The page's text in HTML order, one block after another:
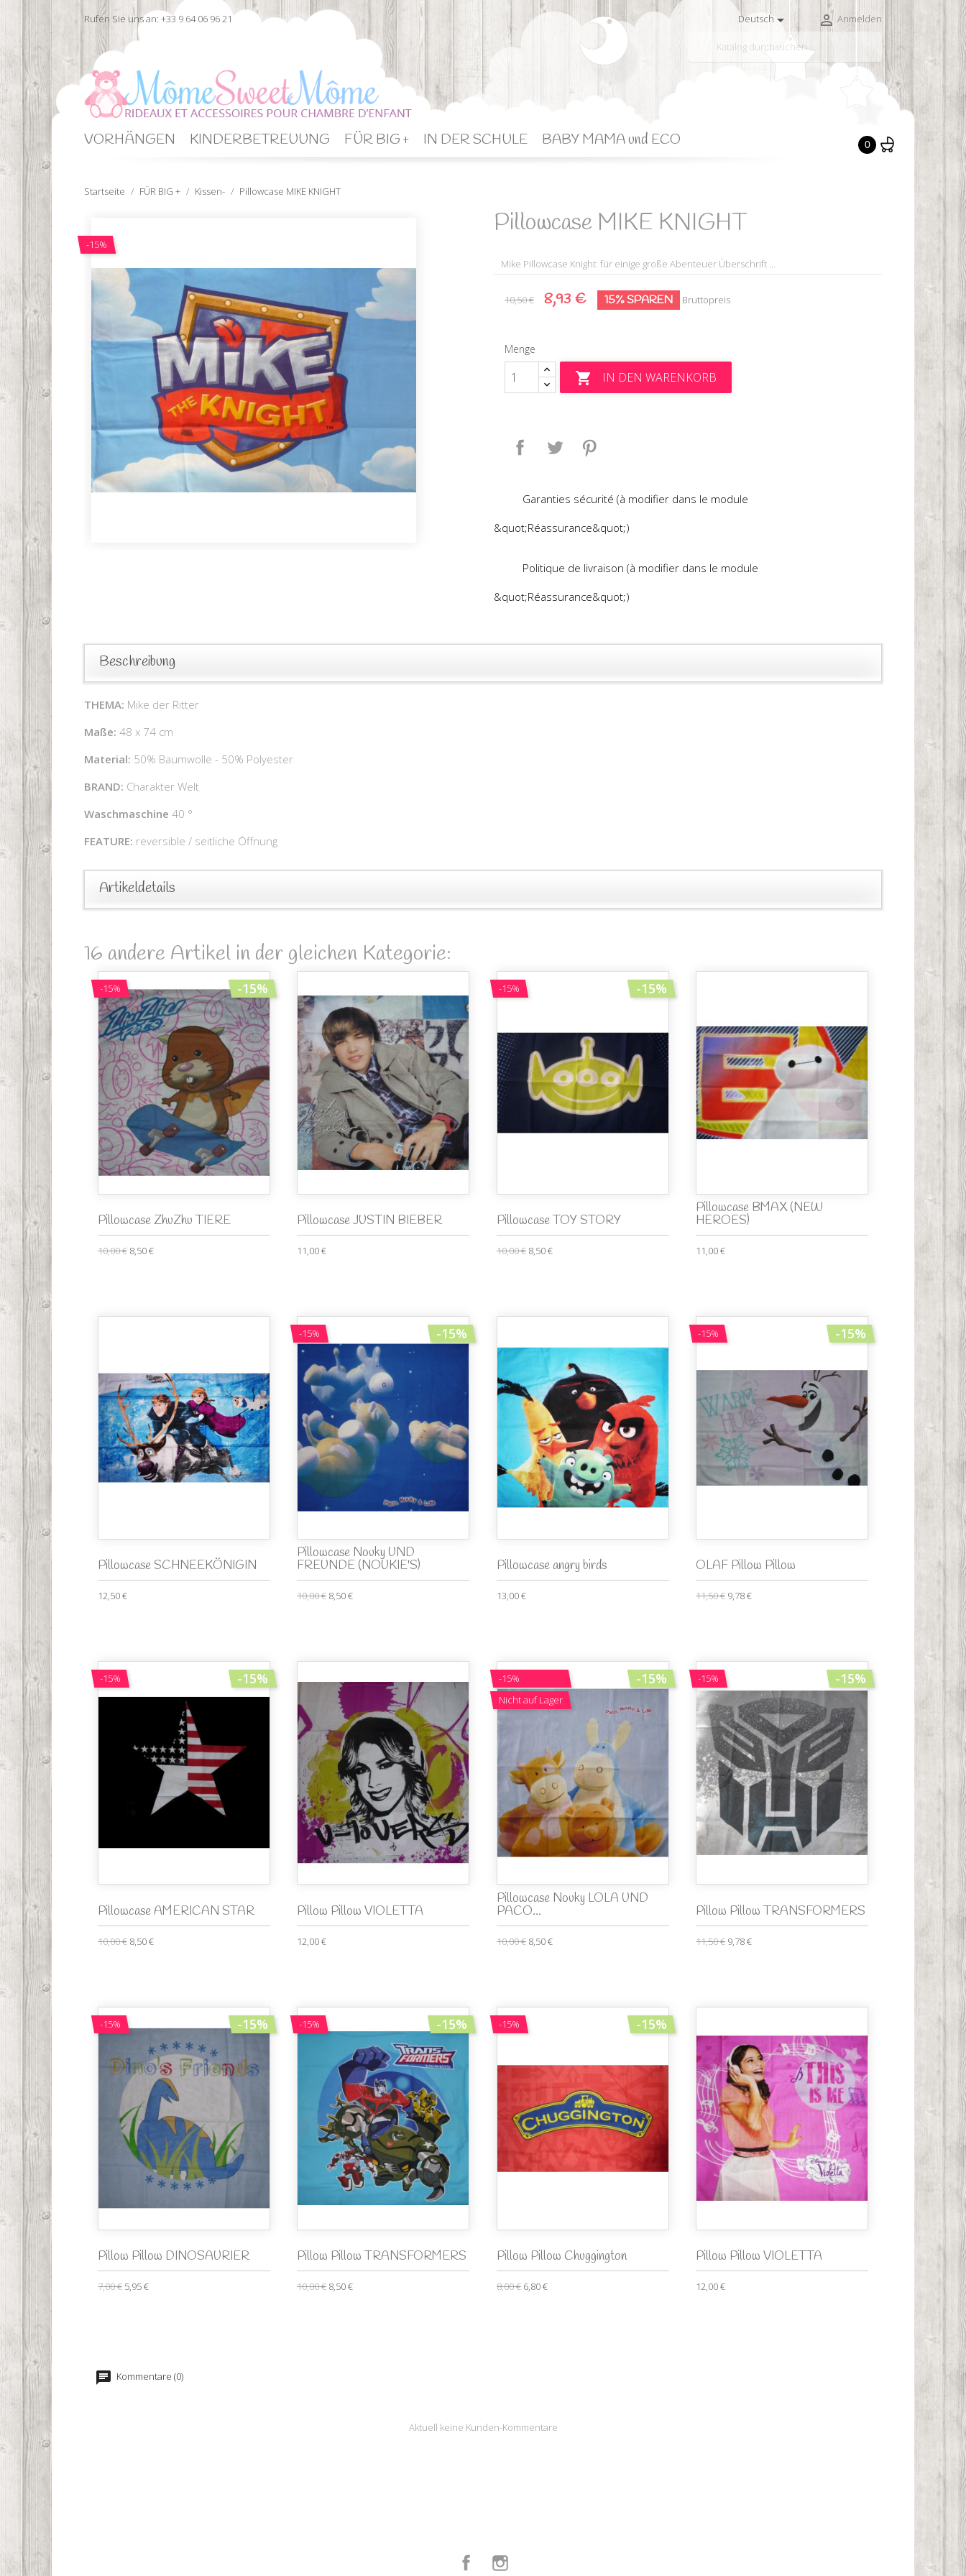
Rufen Sie uns an: +33 9 64 06 96 21 Deutsch  Anmelden

VORHÄNGEN KINDERBETREUUNG FÜR BIG + IN DER SCHULE BABY MAMA und ECO 0
Startseite FÜR BIG + Kissen- Pillowcase MIKE KNIGHT
-15%
Pillowcase MIKE KNIGHT
Mike Pillowcase Knight: für einige große Abenteuer Überschrift ...
10,50 € 8,93 € 15% SPAREN Bruttopreis
Menge
 IN DEN WARENKORB
Teilen Tweet
Garanties sécurité (à modifier dans le module
&quot;Réassurance&quot;)
Politique de livraison (à modifier dans le module
&quot;Réassurance&quot;)
Beschreibung
THEMA: Mike der Ritter
Maße: 48 x 74 cm
Material: 50% Baumwolle - 50% Polyester
BRAND: Charakter Welt
Waschmaschine 40 °
FEATURE: reversible / seitliche Öffnung
Artikeldetails
16 andere Artikel in der gleichen Kategorie:
-15% -15%
Pillowcase ZhuZhu TIERE
10,00 € 8,50 €
Pillowcase JUSTIN BIEBER
11,00 €
-15% -15%
Pillowcase TOY STORY
10,00 € 8,50 €
Pillowcase BMAX (NEW
HEROES)
11,00 €
Pillowcase SCHNEEKÖNIGIN
12,50 €
-15% -15%
Pillowcase Nouky UND
FREUNDE (NOUKIE'S)
10,00 € 8,50 €
Pillowcase angry birds
13,00 €
-15% -15%
OLAF Pillow Pillow
11,50 € 9,78 €
-15% -15%
Pillowcase AMERICAN STAR
10,00 € 8,50 €
Pillow Pillow VIOLETTA
12,00 €
-15%
Nicht auf Lager
-15%
Pillowcase Nouky LOLA UND
PACO...
10,00 € 8,50 €
-15% -15%
Pillow Pillow TRANSFORMERS
11,50 € 9,78 €
-15% -15%
Pillow Pillow DINOSAURIER
7,00 € 5,95 €
-15% -15%
Pillow Pillow TRANSFORMERS
10,00 € 8,50 €
-15% -15%
Pillow Pillow Chuggington
8,00 € 6,80 €
Pillow Pillow VIOLETTA
12,00 €
Kommentare (0)
Aktuell keine Kunden-Kommentare
Facebook